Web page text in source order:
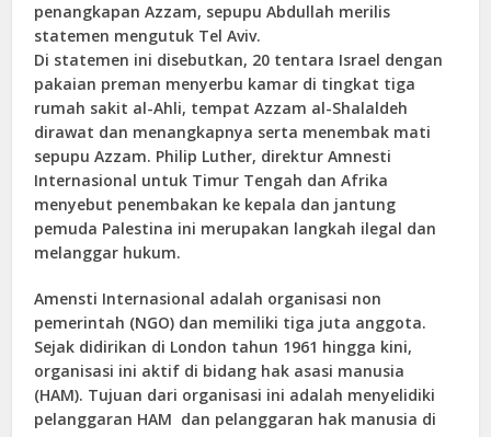
penangkapan Azzam, sepupu Abdullah merilis
statemen mengutuk Tel Aviv.
Di statemen ini disebutkan, 20 tentara Israel dengan
pakaian preman menyerbu kamar di tingkat tiga
rumah sakit al-Ahli, tempat Azzam al-Shalaldeh
dirawat dan menangkapnya serta menembak mati
sepupu Azzam. Philip Luther, direktur Amnesti
Internasional untuk Timur Tengah dan Afrika
menyebut penembakan ke kepala dan jantung
pemuda Palestina ini merupakan langkah ilegal dan
melanggar hukum.
Amensti Internasional adalah organisasi non
pemerintah (NGO) dan memiliki tiga juta anggota.
Sejak didirikan di London tahun 1961 hingga kini,
organisasi ini aktif di bidang hak asasi manusia
(HAM). Tujuan dari organisasi ini adalah menyelidiki
pelanggaran HAM dan pelanggaran hak manusia di